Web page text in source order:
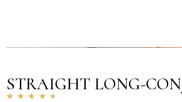
STRAIGHT LONG-
★ ★ ★ ★ ★